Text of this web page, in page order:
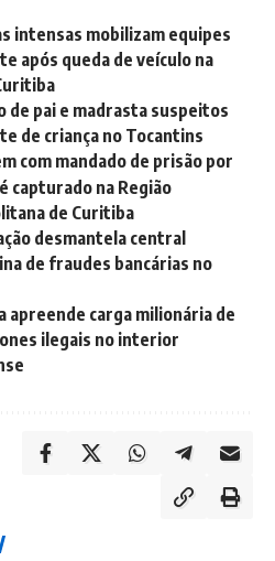
intensas mobilizam equipes
após queda de veículo na
de pai e madrasta suspeitos
de criança no Tocantins
com mandado de prisão por
capturado na Região
de Curitiba
desmantela central
de fraudes bancárias no
apreende carga milionária de
ilegais no interior